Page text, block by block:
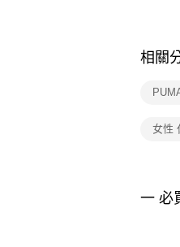
相關
女性
一 必